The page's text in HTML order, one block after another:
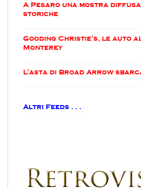
A Pesaro una mostra diffusa
storiche
Gooding Christie’s, le auto
Monterey
L’asta di Broad Arrow
Altri Feeds . . .